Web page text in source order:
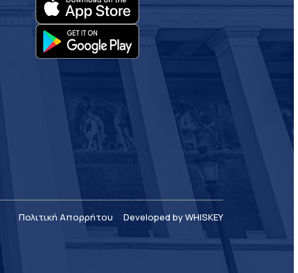
Πολιτική Απορρήτου Developed by WHISKEY